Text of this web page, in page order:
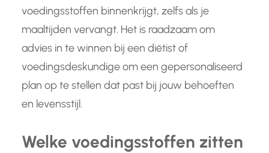
voedingsstoffen binnenkrijgt, zelfs als je
maaltijden vervangt. Het is raadzaam om
advies in te winnen bij een diëtist of
voedingsdeskundige om een gepersonaliseerd
plan op te stellen dat past bij jouw behoeften
en levensstijl.
Welke voedingsstoffen zitten